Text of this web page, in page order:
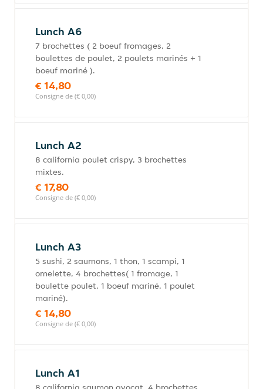
Lunch A6
7 brochettes ( 2 boeuf fromages, 2
boulettes de poulet, 2 poulets marinés + 1
boeuf mariné ).
€ 14,80
Consigne de (€ 0,00)
Lunch A2
8 california poulet crispy, 3 brochettes
mixtes.
€ 17,80
Consigne de (€ 0,00)
Lunch A3
5 sushi, 2 saumons, 1 thon, 1 scampi, 1
omelette, 4 brochettes( 1 fromage, 1
boulette poulet, 1 boeuf mariné, 1 poulet
mariné).
€ 14,80
Consigne de (€ 0,00)
Lunch A1